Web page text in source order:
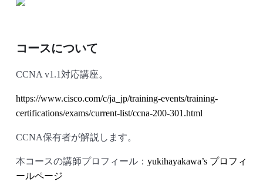
コースについて
CCNA v1.1対応講座。
https://www.cisco.com/c/ja_jp/training-events/training-
certifications/exams/current-list/ccna-200-301.html
CCNA保有者が解説します。
本コースの講師プロフィール： yukihayakawa’s プロフィ
ールページ